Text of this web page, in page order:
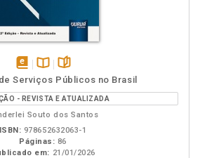
disponível
em
eBook
Disponível
na
B.V.
páginas
Serviços Públicos no Brasil
- REVISTA E ATUALIZADA
Souto dos Santos
ISBN: 978652632063-1
Páginas: 86
em: 21/01/2026